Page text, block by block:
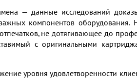
— данные исследований
компонентов
не дотягивающее до
с оригинальными
уровня удовлетворенности